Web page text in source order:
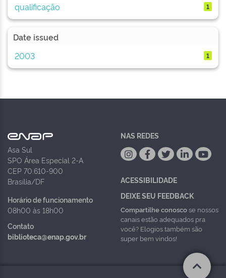
qualificação 1
Date issued
2003
1
Asa Sul
SPO Área Especial 2-A
CEP 70.610-900
Brasília/DF
Horário de funcionamento
08h00 às 18h00
Contato
biblioteca@enap.gov.br
NAS REDES
ACESSIBILIDADE
DEIXE SEU FEEDBACK
Compartilhe conoscose nossos
canais estão adequados pra
você? Elogios também são
super bem vindos!